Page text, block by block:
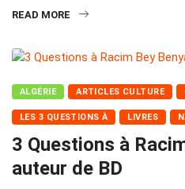
READ MORE
ALGÉRIE ARTICLES CULTURE
LES 3 QUESTIONS À LIVRES
3 Questions à
auteur de BD